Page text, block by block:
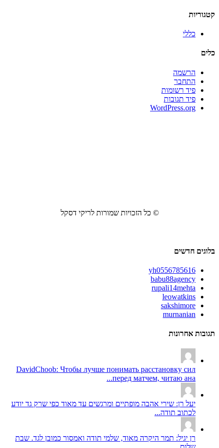
קטגוריות
כללי
כלים
הרשמה
התחבר
פיד רשומות
פיד תגובות
WordPress.org
© כל הזכויות שמורות לריקי דסקל
בלוגים חדשים
yh0556785616
babu88agency
rupali14mehta
leowatkins
sakshimore
murnanian
תגובות אחרונות
DavidChoob: Чтобы лучше понимать расстановку сил
перед матчем, читаю ана...
יעל רן: שירי אהבה מופתיים ומרגשים עד מאוד כפי שרק גד יודע
לכתוב תודה...
רן יגיל: תמר היקרה מאוד, שלמי תודה ואמסור כמובן לגד. שבת